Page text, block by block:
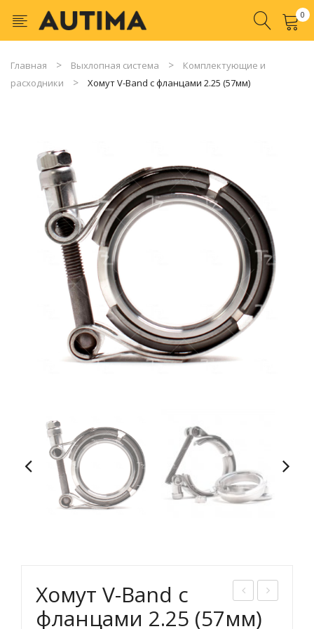
0
Главная Выхлопная система
Комплектующие и
расходники
Хомут V-Band с фланцами 2.25 (57мм)
ому
Хомут V-Band с
фланцами 2.25 (57мм)